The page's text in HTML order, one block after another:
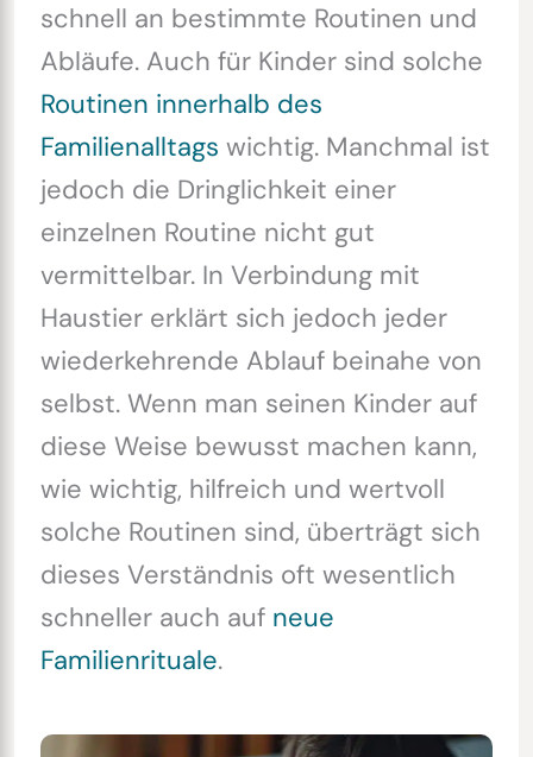
schnell an bestimmte Routinen und
Abläufe. Auch für Kinder sind solche
Routinen innerhalb des
Familienalltags wichtig. Manchmal ist
jedoch die Dringlichkeit einer
einzelnen Routine nicht gut
vermittelbar. In Verbindung mit
Haustier erklärt sich jedoch jeder
wiederkehrende Ablauf beinahe von
selbst. Wenn man seinen Kinder auf
diese Weise bewusst machen kann,
wie wichtig, hilfreich und wertvoll
solche Routinen sind, überträgt sich
dieses Verständnis oft wesentlich
schneller auch auf neue
Familienrituale.